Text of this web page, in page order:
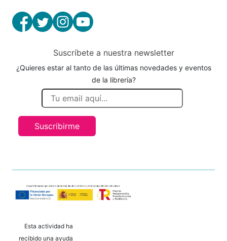
Suscríbete a nuestra newsletter
¿Quieres estar al tanto de las últimas novedades y eventos
de la librería?
Suscribirme
Esta actividad ha
recibido una ayuda